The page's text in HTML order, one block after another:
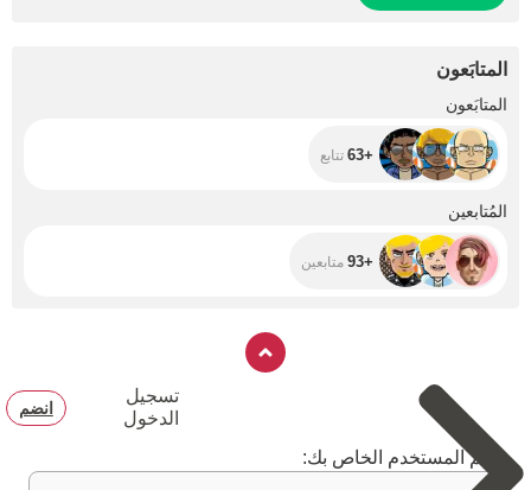
المتابَعون
المتابَعون
+63 تتابع
المُتابعين
+93 متابعين
تسجيل
الدخول
انضم
اسم المستخدم الخاص بك: